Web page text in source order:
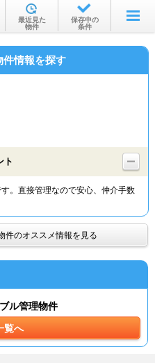
探す
・駅から
特集から
最近見た
物件
保存中の
条件
件情報を探す
ト
。直接管理なので安心、仲介手数
件のオススメ情報を見る
ル管理物件
覧へ